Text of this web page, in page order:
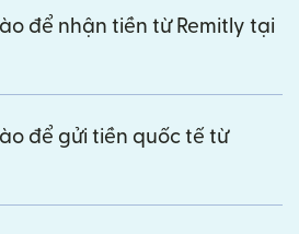
để nhận tiền từ Remitly tại
để gửi tiền quốc tế từ